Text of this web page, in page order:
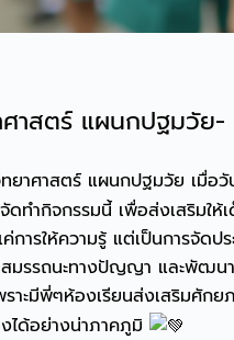
าสตร์ แผนกปฐมวัย
ยาศาสตร์ แผนกปฐมวัย เมื่อ
ทำกิจกรรมนี้ เพื่อส่งเสริมใ
การให้ความรู้ แต่เป็นการจัด
รรถนะทางปัญญา และพัฒนา
าะมีพี่ๆห้องเรียนส่งเสริมศั
ได้อย่างน่าภาคภูมิ